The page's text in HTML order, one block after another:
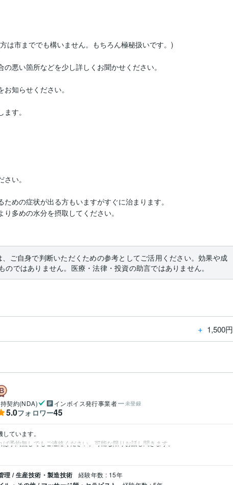
は市まででも構いません。もちろん極秘扱いです。)
悪い箇所などを少し詳しくお聞かせください。
知らせください。
す。
い。
めの症状が出る方もいますがすぐに治まります。
多めの水分を摂取してください。
ご自身で判断いただくための参考としてご活用ください。効果や成
のではありません。医療・法律・投資の助言ではありません。
＋ 1,500円
契約(NDA) インボイス発行事業者 未登録
5.0フォロワー45
ています。
理 / 生産技術・製造技術 経験年数 : 15年